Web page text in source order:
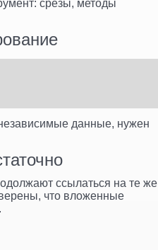
срезы, методы
данные, нужен
ссылаться на те же
что вложенные